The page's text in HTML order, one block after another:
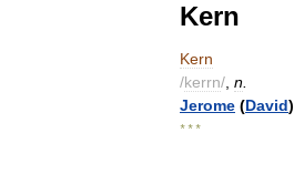
Kern
Kern
/kerrn/ n
Jerome (David)
* * *